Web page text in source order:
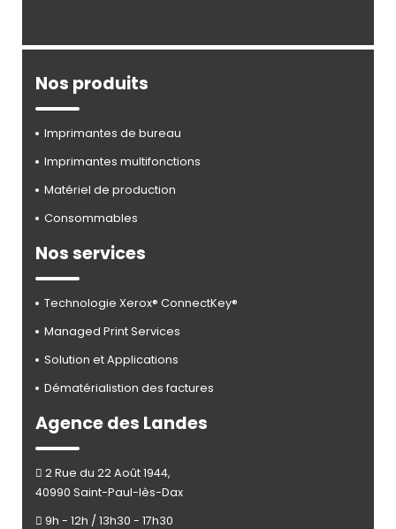
Nos produits
Imprimantes de bureau
Imprimantes multifonctions
Matériel de production
Consommables
Nos services
Technologie Xerox® ConnectKey®
Managed Print Services
Solution et Applications
Dématérialistion des factures
Agence des Landes
2 Rue du 22 Août 1944,
40990 Saint-Paul-lès-Dax
9h - 12h / 13h30 - 17h30